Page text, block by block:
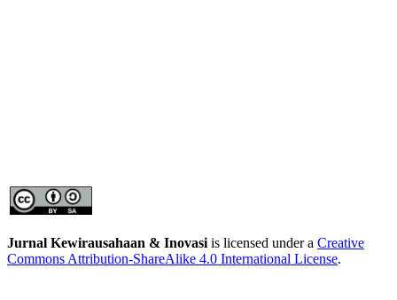
Jurnal Kewirausahaan & Inovasi is licensed under a Creative
Commons Attribution-ShareAlike 4.0 International License.